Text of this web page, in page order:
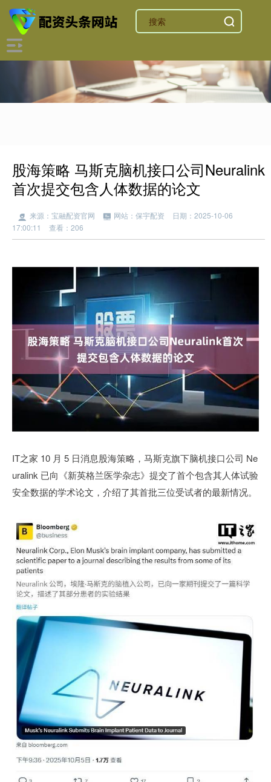
股海策略 马斯克脑机接口公司Neuralink
首次提交包含人体数据的论文
来源：宝融配资官网 网站：保宇配资
日期：2025-10-06
17:00:11
查看：206
IT之家 10 月 5 日消息股海策略，马斯克旗下脑机接口公司 Ne
uralink 已向《新英格兰医学杂志》提交了首个包含其人体试验
安全数据的学术论文，介绍了其首批三位受试者的最新情况。